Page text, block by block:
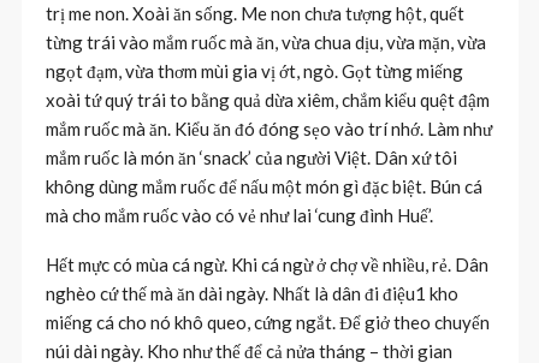
trị me non. Xoài ăn sống. Me non chưa tượng hột, quết
từng trái vào mắm ruốc mà ăn, vừa chua dịu, vừa mặn, vừa
ngọt đạm, vừa thơm mùi gia vị ớt, ngò. Gọt từng miếng
xoài tứ quý trái to bằng quả dừa xiêm, chắm kiểu quệt đậm
mắm ruốc mà ăn. Kiểu ăn đó đóng sẹo vào trí nhớ. Làm như
mắm ruốc là món ăn ‘snack’ của người Việt. Dân xứ tôi
không dùng mắm ruốc để nấu một món gì đặc biệt. Bún cá
mà cho mắm ruốc vào có vẻ như lai ‘cung đình Huế’.
Hết mực có mùa cá ngừ. Khi cá ngừ ở chợ về nhiều, rẻ. Dân
nghèo cứ thế mà ăn dài ngày. Nhất là dân đi điệu1 kho
miếng cá cho nó khô queo, cứng ngắt. Để giở theo chuyến
núi dài ngày. Kho như thế để cả nửa tháng – thời gian